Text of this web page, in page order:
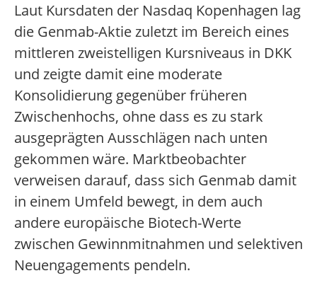
Laut Kursdaten der Nasdaq Kopenhagen lag
die Genmab-Aktie zuletzt im Bereich eines
mittleren zweistelligen Kursniveaus in DKK
und zeigte damit eine moderate
Konsolidierung gegenüber früheren
Zwischenhochs, ohne dass es zu stark
ausgeprägten Ausschlägen nach unten
gekommen wäre. Marktbeobachter
verweisen darauf, dass sich Genmab damit
in einem Umfeld bewegt, in dem auch
andere europäische Biotech-Werte
zwischen Gewinnmitnahmen und selektiven
Neuengagements pendeln.